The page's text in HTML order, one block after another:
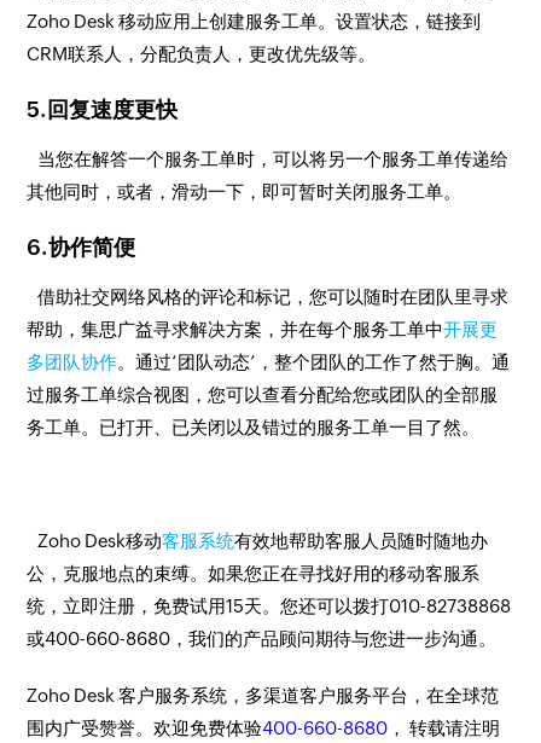
Zoho Desk 移动应用上创建服务工单。设置状态，链接到
CRM联系人，分配负责人，更改优先级等。
5.回复速度更快
当您在解答一个服务工单时，可以将另一个服务工单传递给
其他同时，或者，滑动一下，即可暂时关闭服务工单。
6.协作简便
借助社交网络风格的评论和标记，您可以随时在团队里寻求
帮助，集思广益寻求解决方案，并在每个服务工单中开展更
多团队协作。通过‘团队动态’，整个团队的工作了然于胸。通
过服务工单综合视图，您可以查看分配给您或团队的全部服
务工单。已打开、已关闭以及错过的服务工单一目了然。
Zoho Desk移动客服系统有效地帮助客服人员随时随地办
公，克服地点的束缚。如果您正在寻找好用的移动客服系
统，立即注册，免费试用15天。您还可以拨打010-82738868
或400-660-8680，我们的产品顾问期待与您进一步沟通。
Zoho Desk 客户服务系统，多渠道客户服务平台，在全球范
围内广受赞誉。欢迎免费体验400-660-8680 ， 转载请注明